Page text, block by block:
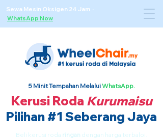
Sewa Mesin Oksigen 24 Jam ·
WhatsApp Now
5 Minit Tempahan MelaluiWhatsApp.
Kerusi Roda Kurumaisu
Pilihan #1 Seberang Jaya
Beli kerusi roda ringan dengan harga terbaloi.